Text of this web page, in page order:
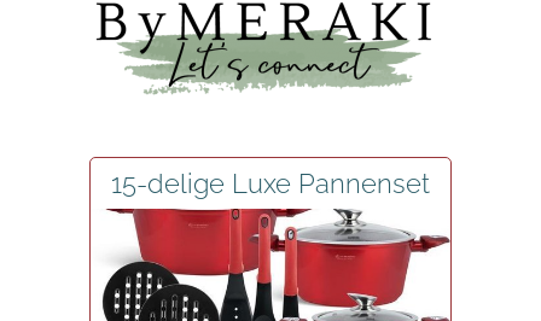
15-delige Luxe Pannenset